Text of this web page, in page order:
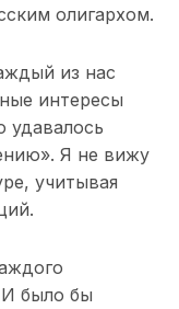
олигархом.
из нас
интересы
удавалось
Я не вижу
учитывая
было бы